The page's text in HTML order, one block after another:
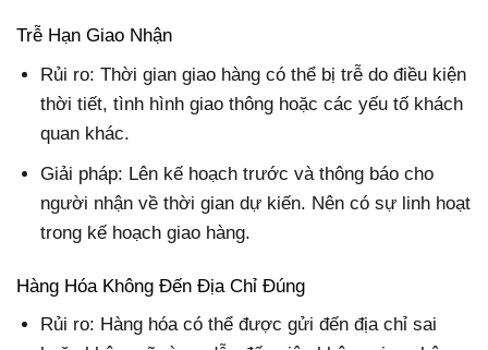
Trễ Hạn Giao Nhận
Rủi ro: Thời gian giao hàng có thể bị trễ do điều kiện
thời tiết, tình hình giao thông hoặc các yếu tố khách
quan khác.
Giải pháp: Lên kế hoạch trước và thông báo cho
người nhận về thời gian dự kiến. Nên có sự linh hoạt
trong kế hoạch giao hàng.
Hàng Hóa Không Đến Địa Chỉ Đúng
Rủi ro: Hàng hóa có thể được gửi đến địa chỉ sai